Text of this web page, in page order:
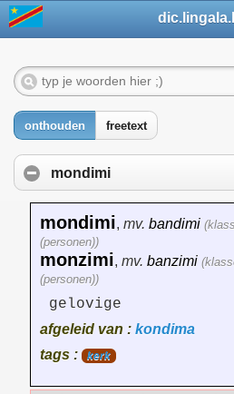
onthouden freetext
mondimi
mondimi, mv. bandimi
(personen))
monzimi, mv. banzimi
(personen))
gelovige
afgeleid van : kondima
tags :
kerk